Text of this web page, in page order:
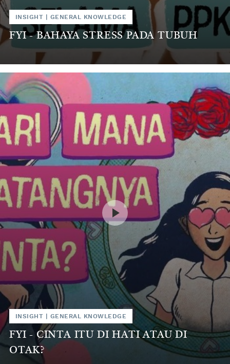
INSIGHT GENERAL KNOWLEDGE
FYI - BAHAYA STRESS PADA TUBUH
INSIGHT GENERAL KNOWLEDGE
FYI - CINTA ITU DI HATI ATAU DI
OTAK?